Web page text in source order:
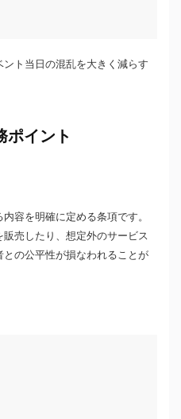
ト当日の混乱を大きく減らす
ポイント
容を明確に定める条項です。
売したり、想定外のサービス
の公平性が損なわれることが